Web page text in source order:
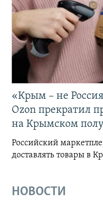
«Крым – не
Ozon прекратил
на Крымском
Российский
доставлять товары в
НОВОСТИ